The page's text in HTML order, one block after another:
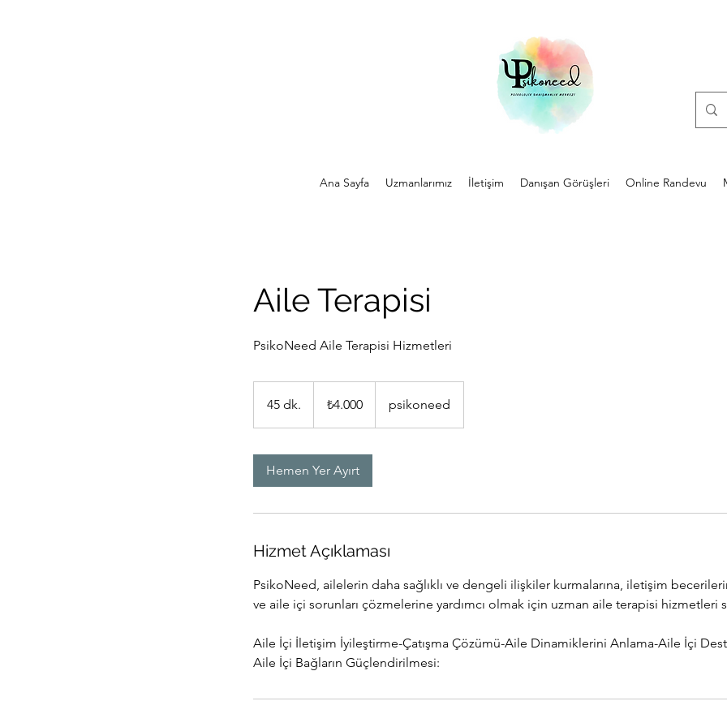
Ana Sayfa Uzmanlarımız İletişim Danışan Görüşleri Online Randevu
Aile Terapisi
PsikoNeed Aile Terapisi Hizmetleri
45 dk.
5
lirası₺4.000 psikoneed
Hemen Yer Ayırt
Hizmet Açıklaması
PsikoNeed, ailelerin daha sağlıklı ve dengeli ilişkiler kurmalarına, iletişim
ve aile içi sorunları çözmelerine yardımcı olmak için uzman aile terapisi hizmetleri
Aile İçi İletişim İyileştirme-Çatışma Çözümü-Aile Dinamiklerini Anlama-Aile İçi
Aile İçi Bağların Güçlendirilmesi: